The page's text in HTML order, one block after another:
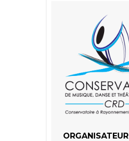
ORGANISATEUR